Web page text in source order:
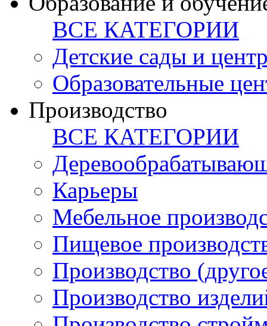
ВСЕ КАТЕГОРИИ
Детские сады и
Образовательные
Производство
ВСЕ КАТЕГОРИИ
Карьеры
Мебельное
Пищевое
Производство
Производство